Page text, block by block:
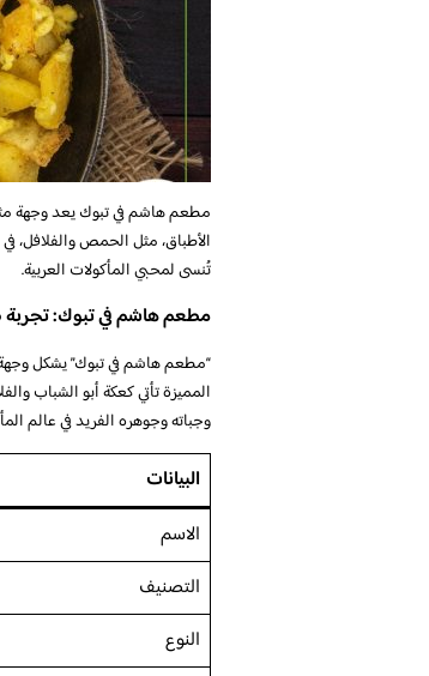
مطعم هاشم في تبوك يعد وجهة
الأطباق، مثل الحمص والفلافل،
تُنسى لمحبي المأكولات العربية.
مطعم هاشم في تبوك: تجربة
“مطعم هاشم في تبوك” يشكل وجهة
المميزة تأتي كعكة أبو الشباب
وجباته وجوهره الفريد في عالم
البيانات
الاسم
التصنيف
النوع